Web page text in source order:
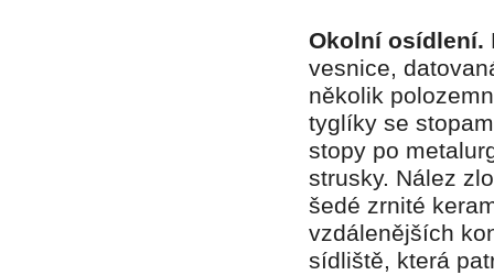
Okolní osídlení.
vesnice,
několik
tyglíky se
stopy po
strusky. Nález
šedé zrnité
vzdálenějších
sídliště, která